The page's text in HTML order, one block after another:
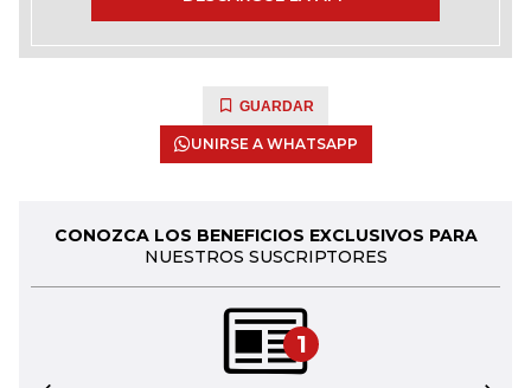
GUARDAR
UNIRSE A WHATSAPP
CONOZCA LOS BENEFICIOS EXCLUSIVOS PARA
NUESTROS SUSCRIPTORES
1